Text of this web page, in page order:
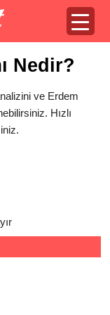
Nedir?
ve Erdem
Hızlı